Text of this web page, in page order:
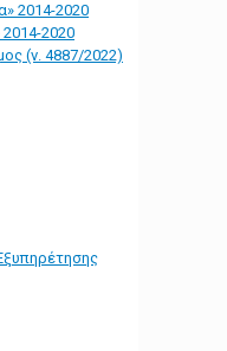
2014-2020
2020
(ν. 4887/2022)